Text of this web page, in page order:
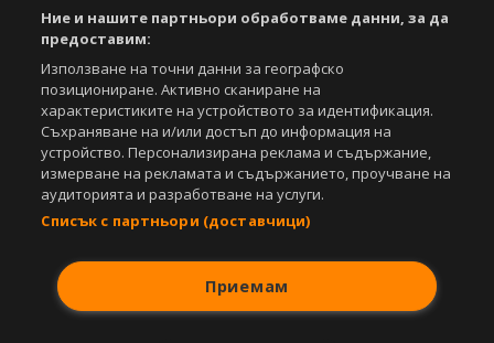
под закрила на Закона за авторското право и сродните му права.
Всички статии, репортажи, интервюта и други текстови, графични и
видео материали, публикувани в сайта, са собственост на Агенция
Спортал, освен ако изрично е посочено друго. Допуска се
публикуване на текстови материали само след писмено съгласие на
Агенция Спортал, посочване на източника и добавяне на линк към
www.sportal.bg. Използването на графични и видео материали,
публикувани в сайта, е строго забранено. Нарушителите ще бъдат
санкционирани с цялата строгост на закона.
Свали приложение за:
Powered by:
Ние и нашите партньори обработваме данни, за да
предоставим:
Използване на точни данни за географско
позициониране. Активно сканиране на
характеристиките на устройството за идентификация.
Съхраняване на и/или достъп до информация на
устройство. Персонализирана реклама и съдържание,
измерване на рекламата и съдържанието, проучване на
аудиторията и разработване на услуги.
Списък с партньори (доставчици)
Приемам